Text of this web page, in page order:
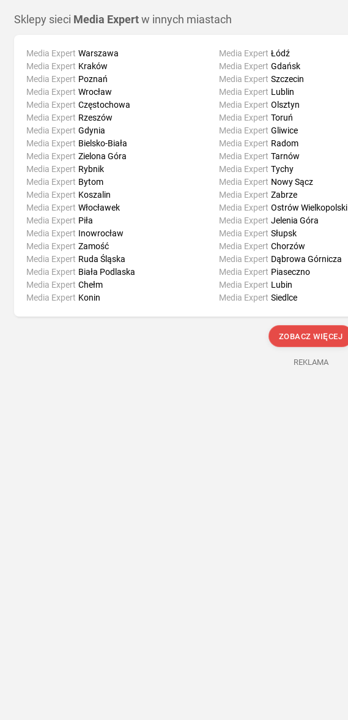
Sklepy sieci Media Expert w innych miastach
Media Expert Warszawa
Media Expert Kraków
Media Expert Poznań
Media Expert Wrocław
Media Expert Łódź
Media Expert Gdańsk
Media Expert Szczecin
Media Expert Lublin
Media Expert Częstochowa
Media Expert Rzeszów
Media Expert Gdynia
Media Expert Bielsko-Biała
Media Expert Olsztyn
Media Expert Toruń
Media Expert Gliwice
Media Expert Radom
Media Expert Zielona Góra
Media Expert Rybnik
Media Expert Bytom
Media Expert Koszalin
Media Expert Tarnów
Media Expert Tychy
Media Expert Nowy Sącz
Media Expert Zabrze
Media Expert Włocławek
Media Expert Piła
Media Expert Inowrocław
Media Expert Zamość
Media Expert Ostrów Wielkopolski
Media Expert Jelenia Góra
Media Expert Słupsk
Media Expert Chorzów
Media Expert Ruda Śląska
Media Expert Biała Podlaska
Media Expert Chełm
Media Expert Konin
Media Expert Dąbrowa Górnicza
Media Expert Piaseczno
Media Expert Lubin
Media Expert Siedlce
ZOBACZ WIĘCEJ
REKLAMA